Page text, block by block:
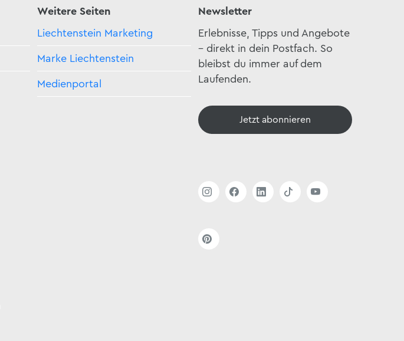
Weitere Seiten
Liechtenstein Marketing
Marke Liechtenstein
Medienportal
Newsletter
Erlebnisse, Tipps und Angebote
– direkt in dein Postfach. So
bleibst du immer auf dem
Laufenden.
Jetzt abonnieren